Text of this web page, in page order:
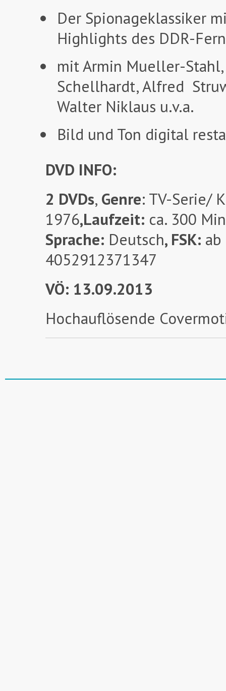
Der Spionageklassiker
Highlights des DDR-
mit Armin Mueller-Stahl,
Schellhardt, Alfred
Walter Niklaus u.v.a.
Bild und Ton digital
DVD INFO:
2 DVDs, Genre: TV-Serie/
1976,Laufzeit: ca. 300
Sprache: Deutsch, FSK: ab
4052912371347
VÖ: 13.09.2013
Hochauflösende